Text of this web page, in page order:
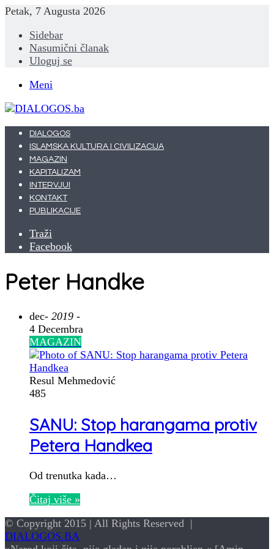
Petak, 7 Augusta 2026
Sidebar
Nasumični članak
Uloguj se
Meni
DIALOGOS
ISLAMSKA KULTURA I CIVILIZACIJA
MAGAZIN
KAPITALIZAM
INTERVJUI
KONTAKT
PUBLIKACIJE
Traži
Facebook
Peter Handke
dec- 2019 -
4 Decembra
MAGAZIN
Resul Mehmedović
485
SANU: Stop harangama protiv
Petera Handkea
Od trenutka kada…
Čitaj više »
© Copyright 2015 | All Rights Reserved |
DIALOGOS.BA